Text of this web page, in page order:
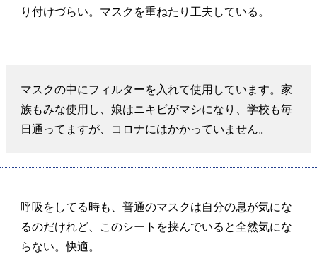
り付けづらい。マスクを重ねたり工夫している。
マスクの中にフィルターを入れて使用しています。家
族もみな使用し、娘はニキビがマシになり、学校も毎
日通ってますが、コロナにはかかっていません。
呼吸をしてる時も、普通のマスクは自分の息が気にな
るのだけれど、このシートを挟んでいると全然気にな
らない。快適。